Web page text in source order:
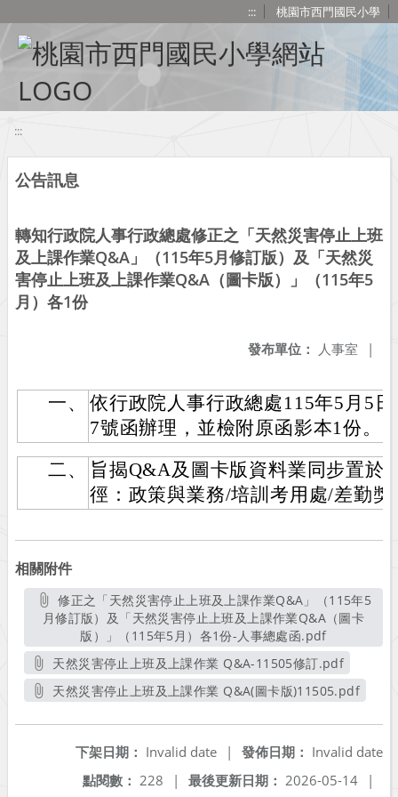
::: 桃園市西門國民小學
:::
公告訊息
轉知行政院人事行政總處修正之「天然災害停止上班
及上課作業Q&A」（115年5月修訂版）及「天然災
害停止上班及上課作業Q&A（圖卡版）」（115年5
月）各1份
發布單位： 人事室 |
一、
依行政院人事行政總處115年5月5
7號函辦理，並檢附原函影本1份。
二、
旨揭Q&A及圖卡版資料業同步置於
徑：政策與業務/培訓考用處/差勤獎
相關附件
修正之「天然災害停止上班及上課作業Q&A」（115年5
月修訂版）及「天然災害停止上班及上課作業Q&A（圖卡
版）」（115年5月）各1份-人事總處函.pdf另開新視窗
天然災害停止上班及上課作業 Q&A-11505修訂.pdf
另開新視窗
天然災害停止上班及上課作業 Q&A(圖卡版)11505.pdf
發佈日期： Invalid date
下架日期： Invalid date
|
最後更新日期： 2026-05-14 |
點閱數： 228 |